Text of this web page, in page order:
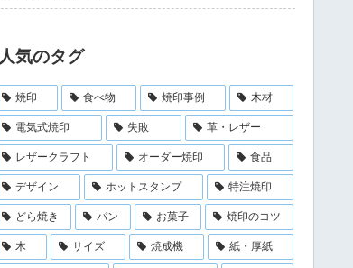
人気のタグ
焼印 食べ物 焼印事例 木材
電気式焼印 失敗 革・レザー
レザークラフト オーダー焼印 食品
デザイン ホットスタンプ 特注焼印
どら焼き パン お菓子 焼印のコツ
木 サイズ 焼成機 紙・厚紙